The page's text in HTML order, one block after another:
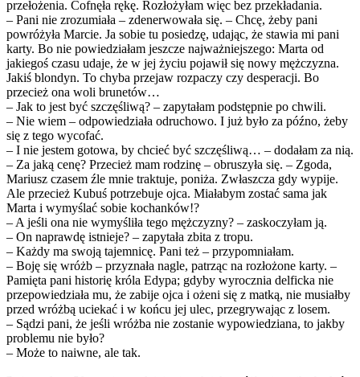
przełożenia. Cofnęła rękę. Rozłożyłam więc bez przekładania.
– Pani nie zrozumiała – zdenerwowała się. – Chcę, żeby pani
powróżyła Marcie. Ja sobie tu posiedzę, udając, że stawia mi pani
karty. Bo nie powiedziałam jeszcze najważniejszego: Marta od
jakiegoś czasu udaje, że w jej życiu pojawił się nowy mężczyzna.
Jakiś blondyn. To chyba przejaw rozpaczy czy desperacji. Bo
przecież ona woli brunetów…
– Jak to jest być szczęśliwą? – zapytałam podstępnie po chwili.
– Nie wiem – odpowiedziała odruchowo. I już było za późno, żeby
się z tego wycofać.
– I nie jestem gotowa, by chcieć być szczęśliwą… – dodałam za nią.
– Za jaką cenę? Przecież mam rodzinę – obruszyła się. – Zgoda,
Mariusz czasem źle mnie traktuje, poniża. Zwłaszcza gdy wypije.
Ale przecież Kubuś potrzebuje ojca. Miałabym zostać sama jak
Marta i wymyślać sobie kochanków!?
– A jeśli ona nie wymyśliła tego mężczyzny? – zaskoczyłam ją.
– On naprawdę istnieje? – zapytała zbita z tropu.
– Każdy ma swoją tajemnicę. Pani też – przypomniałam.
– Boję się wróżb – przyznała nagle, patrząc na rozłożone karty. –
Pamięta pani historię króla Edypa; gdyby wyrocznia delficka nie
przepowiedziała mu, że zabije ojca i ożeni się z matką, nie musiałby
przed wróżbą uciekać i w końcu jej ulec, przegrywając z losem.
– Sądzi pani, że jeśli wróżba nie zostanie wypowiedziana, to jakby
problemu nie było?
– Może to naiwne, ale tak.